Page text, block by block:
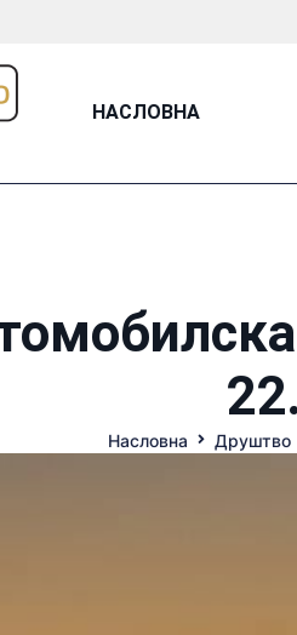
НАСЛОВНА
Насловна Друштво